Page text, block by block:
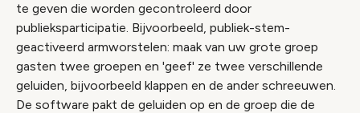
te geven die worden gecontroleerd door
publieksparticipatie. Bijvoorbeeld, publiek-stem-
geactiveerd armworstelen: maak van uw grote groep
gasten twee groepen en 'geef' ze twee verschillende
geluiden, bijvoorbeeld klappen en de ander schreeuwen.
De software pakt de geluiden op en de groep die de